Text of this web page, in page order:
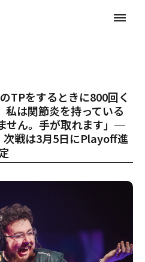
dehaze
TPをするときに800回く
私は関節炎を持っている
せん。手が取れます」─
次戦は3月5日にPlayoff進